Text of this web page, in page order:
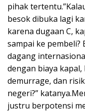
pihak
besok dibuka lagi
karena dugaan C,
sampai ke
dagang
dengan biaya
demurrage, dan
negeri?”
justru berpotensi